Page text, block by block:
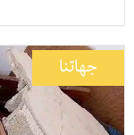
جهاتنا